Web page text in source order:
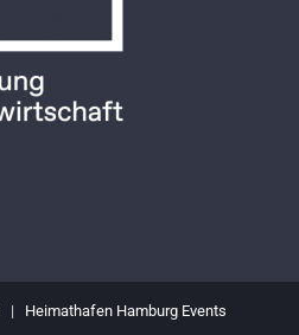
| Heimathafen Hamburg Events